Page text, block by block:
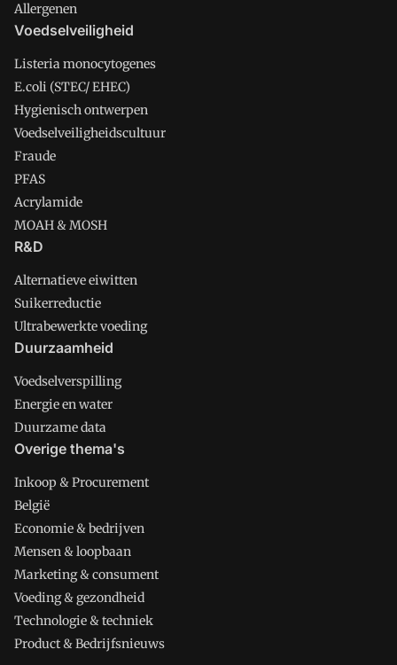
Allergenen
Voedselveiligheid
Listeria monocytogenes
E.coli (STEC/ EHEC)
Hygienisch ontwerpen
Voedselveiligheidscultuur
Fraude
PFAS
Acrylamide
MOAH & MOSH
R&D
Alternatieve eiwitten
Suikerreductie
Ultrabewerkte voeding
Duurzaamheid
Voedselverspilling
Energie en water
Duurzame data
Overige thema's
Inkoop & Procurement
België
Economie & bedrijven
Mensen & loopbaan
Marketing & consument
Voeding & gezondheid
Technologie & techniek
Product & Bedrijfsnieuws